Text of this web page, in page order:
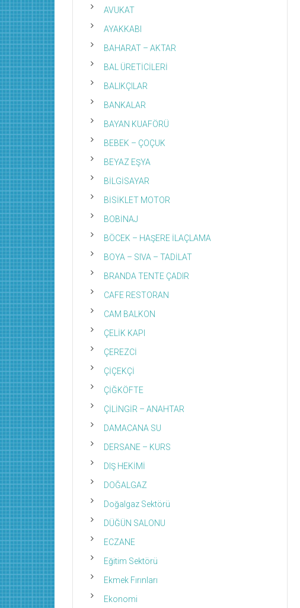
AVUKAT
AYAKKABI
BAHARAT – AKTAR
BAL ÜRETİCİLERİ
BALIKÇILAR
BANKALAR
BAYAN KUAFÖRÜ
BEBEK – ÇOÇUK
BEYAZ EŞYA
BİLGİSAYAR
BİSİKLET MOTOR
BOBİNAJ
BÖCEK – HAŞERE İLAÇLAMA
BOYA – SIVA – TADİLAT
BRANDA TENTE ÇADIR
CAFE RESTORAN
CAM BALKON
ÇELİK KAPI
ÇEREZCİ
ÇİÇEKÇİ
ÇİĞKÖFTE
ÇİLİNGİR – ANAHTAR
DAMACANA SU
DERSANE – KURS
DIŞ HEKİMİ
DOĞALGAZ
Doğalgaz Sektörü
DÜĞÜN SALONU
ECZANE
Eğitim Sektörü
Ekmek Fırınları
Ekonomi